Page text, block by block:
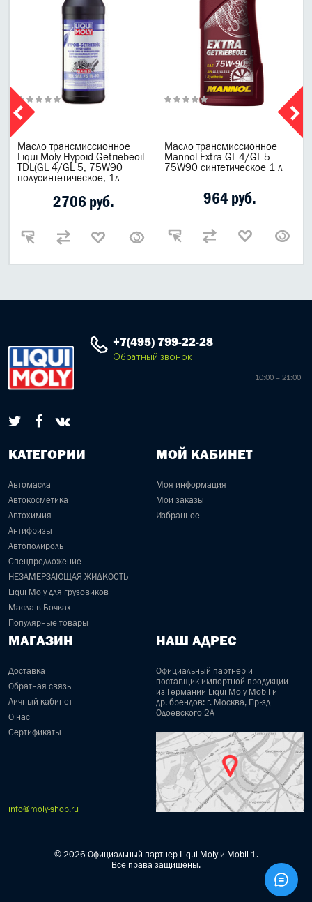
Масло трансмиссионное
Liqui Moly Hypoid Getriebeoil
TDL(GL 4/GL 5, 75W90
полусинтетическое, 1л
2706 руб.
Масло трансмиссионное
Mannol Extra GL-4/GL-5
75W90 синтетическое 1 л
964 руб.
+7(495) 799-22-28
Обратный звонок
10:00 – 21:00
КАТЕГОРИИ
Автомасла
Автокосметика
Автохимия
Антифризы
Автополироль
Спецпредложение
НЕЗАМЕРЗАЮЩАЯ ЖИДКОСТЬ
Liqui Moly для грузовиков
Масла в Бочках
Популярные товары
МОЙ КАБИНЕТ
Моя информация
Мои заказы
Избранное
МАГАЗИН
Доставка
Обратная связь
Личный кабинет
О нас
Сертификаты
НАШ АДРЕС
Официальный партнер и
поставщик импортной продукции
из Германии Liqui Moly Mobil и
др. брендов: г. Москва, Пр-зд
Одоевского 2А
info@moly-shop.ru
© 2026 Официальный партнер Liqui Moly и Mobil 1.
Все права защищены.